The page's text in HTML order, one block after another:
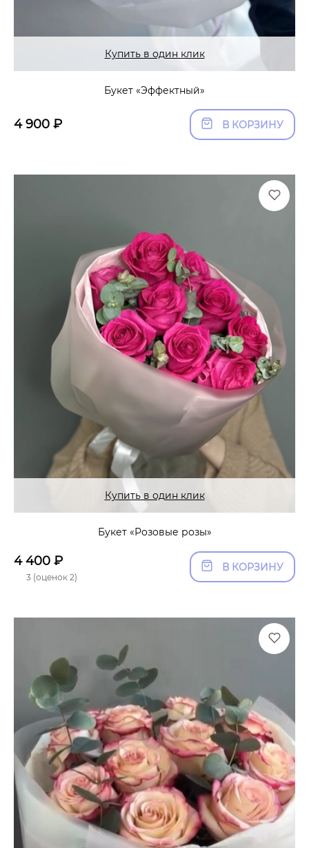
Купить в один клик
Букет «Эффектный»
4 900 ₽ В КОРЗИНУ
Купить в один клик
Букет «Розовые розы»
4 400 ₽
3 (оценок 2)
В КОРЗИНУ